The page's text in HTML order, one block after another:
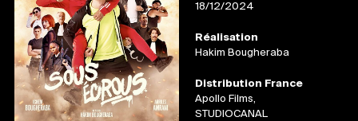
18/12/2024
Réalisation
Hakim Bougheraba
Distribution France
Apollo Films,
STUDIOCANAL